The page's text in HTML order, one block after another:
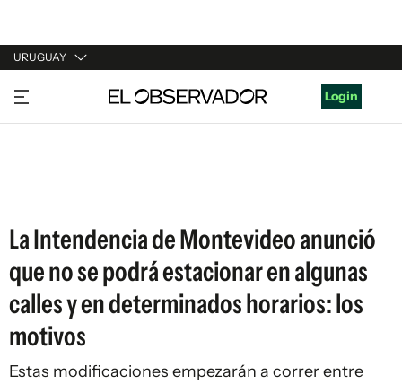
URUGUAY
URUGUAY
ARGENTINA
Login
La Intendencia de Montevideo anunció
que no se podrá estacionar en algunas
calles y en determinados horarios: los
motivos
Estas modificaciones empezarán a correr entre